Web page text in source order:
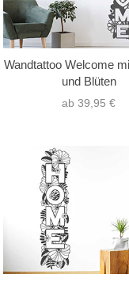
Wandtattoo Welcome
und Blüten
ab 39,95 €